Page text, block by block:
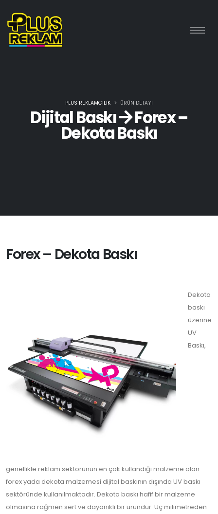
Dijital Baskı Forex –
Dekota Baskı
PLUS REKLAMCILIK ÜRÜN DETAYI
Forex – Dekota Baskı
Dekota
baskı
üzerine
UV
Baskı,
genellikle reklam sektörünün en çok kullandığı malzeme olan
forex yada dekota malzemesi dijital baskının dışında UV baskı
sektöründe kullanılmaktadır. Dekota baskı hafif bir malzeme
olmasına rağmen sert ve dayanıklı bir üründür. Üç milimetreden